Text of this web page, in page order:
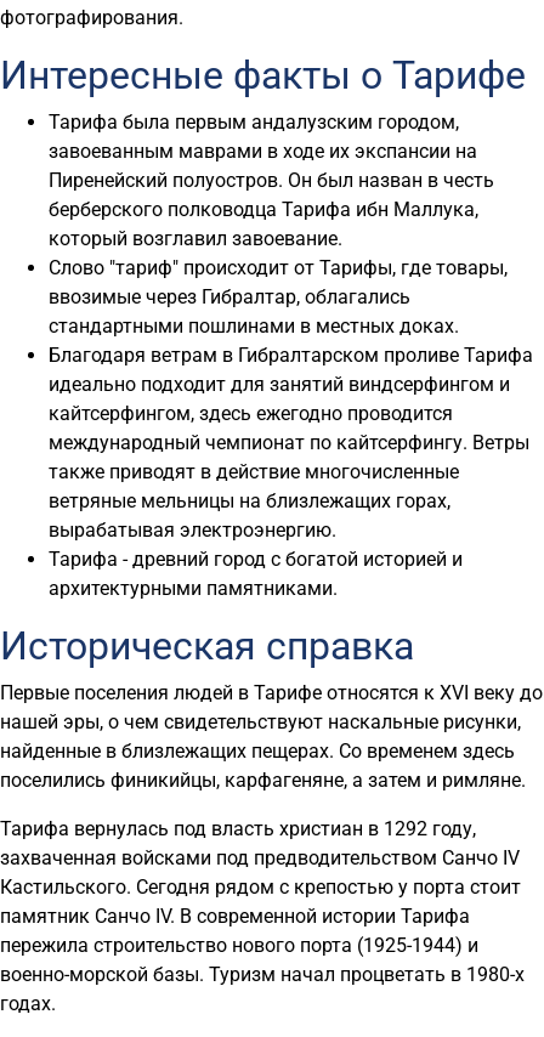
фотографирования.
Интересные факты о Тарифе
Тарифа была первым андалузским городом,
завоеванным маврами в ходе их экспансии на
Пиренейский полуостров. Он был назван в честь
берберского полководца Тарифа ибн Маллука,
который возглавил завоевание.
Слово "тариф" происходит от Тарифы, где товары,
ввозимые через Гибралтар, облагались
стандартными пошлинами в местных доках.
Благодаря ветрам в Гибралтарском проливе Тарифа
идеально подходит для занятий виндсерфингом и
кайтсерфингом, здесь ежегодно проводится
международный чемпионат по кайтсерфингу. Ветры
также приводят в действие многочисленные
ветряные мельницы на близлежащих горах,
вырабатывая электроэнергию.
Тарифа - древний город с богатой историей и
архитектурными памятниками.
Историческая справка
Первые поселения людей в Тарифе относятся к XVI веку до
нашей эры, о чем свидетельствуют наскальные рисунки,
найденные в близлежащих пещерах. Со временем здесь
поселились финикийцы, карфагеняне, а затем и римляне.
Тарифа вернулась под власть христиан в 1292 году,
захваченная войсками под предводительством Санчо IV
Кастильского. Сегодня рядом с крепостью у порта стоит
памятник Санчо IV. В современной истории Тарифа
пережила строительство нового порта (1925-1944) и
военно-морской базы. Туризм начал процветать в 1980-х
годах.